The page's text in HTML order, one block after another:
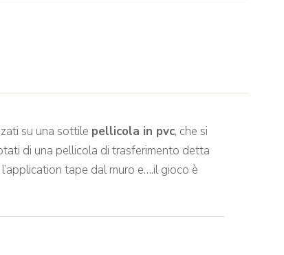
su una sottile pellicola in pvc, che si
di una pellicola di trasferimento detta
tape dal muro e….il gioco è